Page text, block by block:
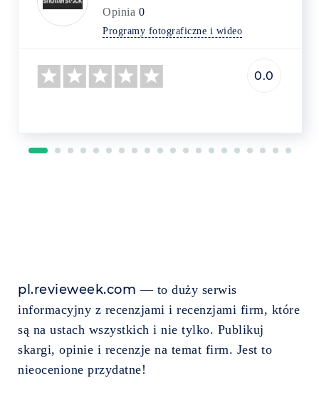
Opinia 0
Programy fotograficzne i wideo
0.0
pl.revieweek.com — to duży serwis
informacyjny z recenzjami i recenzjami firm, które
są na ustach wszystkich i nie tylko. Publikuj
skargi, opinie i recenzje na temat firm. Jest to
nieocenione przydatne!